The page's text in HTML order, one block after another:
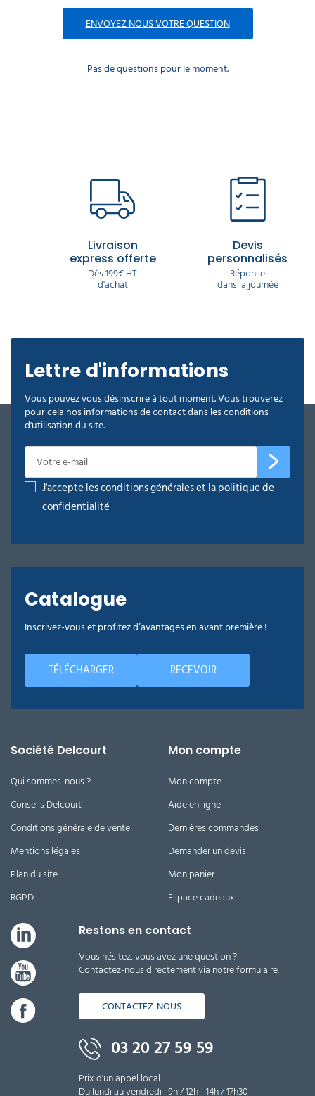
ENVOYEZ NOUS VOTRE QUESTION
Pas de questions pour le moment.
Livraison
express offerte
Dès 199€ HT
d'achat
Devis
personnalisés
Réponse
dans la journée
Lettre d'informations
Vous pouvez vous désinscrire à tout moment. Vous trouverez
pour cela nos informations de contact dans les conditions
d'utilisation du site.
J'accepte les conditions générales et la politique de
confidentialité
Catalogue
Inscrivez-vous et profitez d’avantages en avant première !
TÉLÉCHARGER RECEVOIR
Société Delcourt
Qui sommes-nous ?
Conseils Delcourt
Conditions générale de vente
Mentions légales
Plan du site
RGPD
Mon compte
Mon compte
Aide en ligne
Dernières commandes
Demander un devis
Mon panier
Espace cadeaux
Restons en contact
Vous hésitez, vous avez une question ?
Contactez-nous directement via notre formulaire.
CONTACTEZ-NOUS
03 20 27 59 59
Prix d'un appel local
Du lundi au vendredi : 9h / 12h - 14h / 17h30